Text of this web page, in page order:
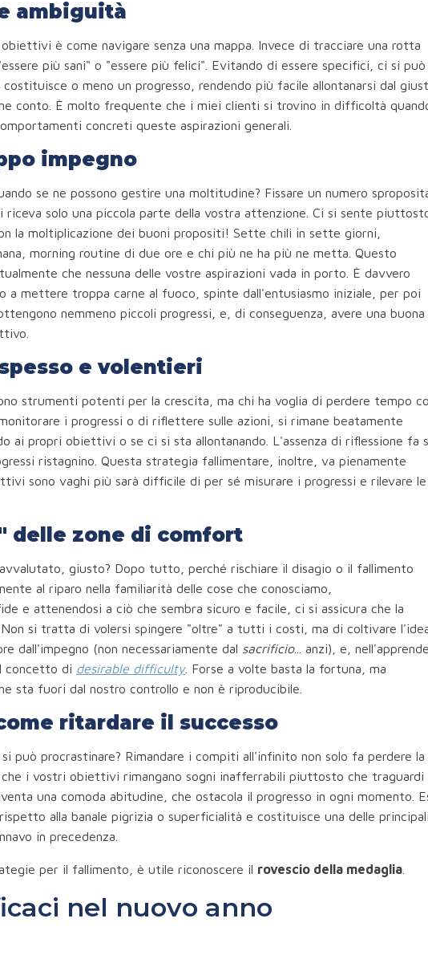
ambiguità
è come navigare senza una mappa. Invece di tracciare una rotta
più sani" o "essere più felici". Evitando di essere specifici, ci si può
o meno un progresso, rendendo più facile allontanarsi dal
conto. È molto frequente che i miei clienti si trovino in difficoltà
concreti queste aspirazioni generali.
impegno
se ne possono gestire una moltitudine? Fissare un numero
solo una piccola parte della vostra attenzione. Ci si sente
la moltiplicazione dei buoni propositi! Sette chili in sette giorni,
morning routine di due ore e chi più ne ha più ne metta. Questo
che nessuna delle vostre aspirazioni vada in porto. È davvero
a mettere troppa carne al fuoco, spinte dall'entusiasmo iniziale, per poi
nemmeno piccoli progressi, e, di conseguenza, avere una buona
e volentieri
strumenti potenti per la crescita, ma chi ha voglia di perdere tempo
i progressi o di riflettere sulle azioni, si rimane beatamente
ai propri obiettivi o se ci si sta allontanando. L'assenza di riflessione fa
ristagnino. Questa strategia fallimentare, inoltre, va pienamente
sono vaghi più sarà difficile di per sé misurare i progressi e rilevare le
delle zone di comfort
giusto? Dopo tutto, perché rischiare il disagio o il fallimento
al riparo nella familiarità delle cose che conosciamo,
e attenendosi a ciò che sembra sicuro e facile, ci si assicura che la
Non si tratta di volersi spingere "oltre" a tutti i costi, ma di coltivare
dall'impegno (non necessariamente dal sacrificio... anzi), e,
concetto di desirable difficulty. Forse a volte basta la fortuna, ma
sta fuori dal nostro controllo e non è riproducibile.
ritardare il successo
può procrastinare? Rimandare i compiti all'infinito non solo fa perdere la
i vostri obiettivi rimangano sogni inafferrabili piuttosto che traguardi
una comoda abitudine, che ostacola il progresso in ogni momento.
alla banale pigrizia o superficialità e costituisce una delle principali
in precedenza.
per il fallimento, è utile riconoscere il rovescio della medaglia
nel nuovo anno